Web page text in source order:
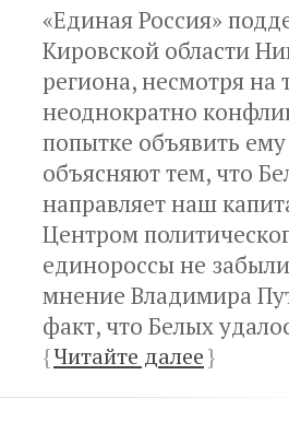
«Единая Россия»
Кировской области
региона, несмотря
неоднократно
попытке объявить
объясняют тем, что
направляет наш
Центром
единороссы не
мнение Владимира
факт, что Белых
{Читайте далее}